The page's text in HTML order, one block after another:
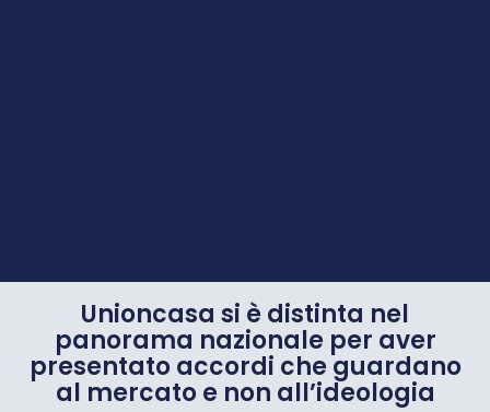
Unioncasa si è distinta nel
panorama nazionale per aver
presentato accordi che guardano
al mercato e non all’ideologia